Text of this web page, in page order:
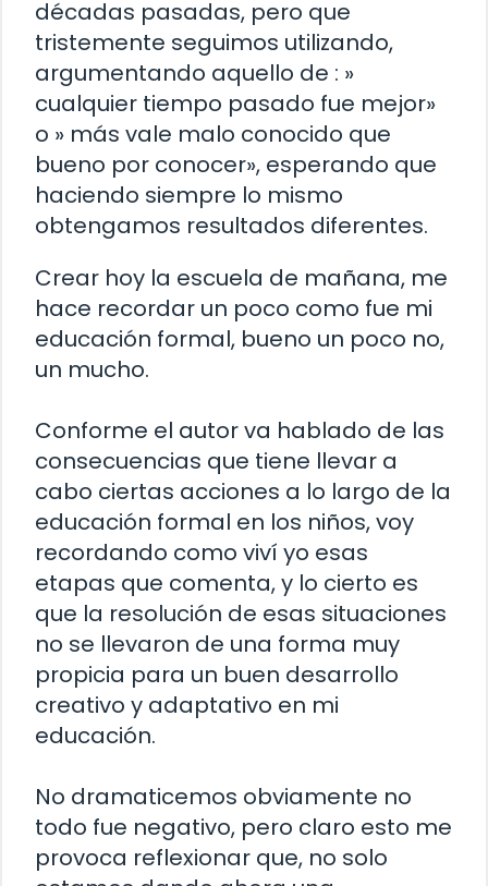
décadas pasadas, pero que
tristemente seguimos utilizando,
argumentando aquello de : »
cualquier tiempo pasado fue mejor»
o » más vale malo conocido que
bueno por conocer», esperando que
haciendo siempre lo mismo
obtengamos resultados diferentes.
Crear hoy la escuela de mañana, me
hace recordar un poco como fue mi
educación formal, bueno un poco no,
un mucho.
Conforme el autor va hablado de las
consecuencias que tiene llevar a
cabo ciertas acciones a lo largo de la
educación formal en los niños, voy
recordando como viví yo esas
etapas que comenta, y lo cierto es
que la resolución de esas situaciones
no se llevaron de una forma muy
propicia para un buen desarrollo
creativo y adaptativo en mi
educación.
No dramaticemos obviamente no
todo fue negativo, pero claro esto me
provoca reflexionar que, no solo